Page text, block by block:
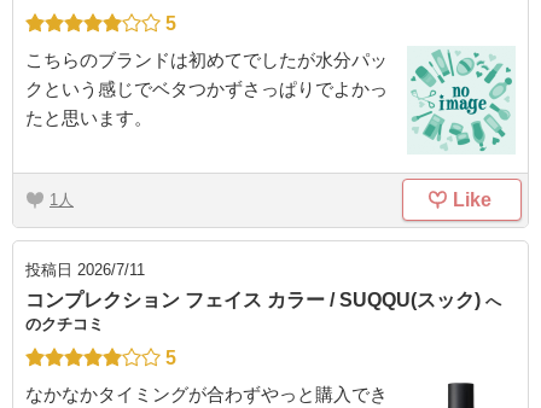
5
こちらのブランドは初めてでしたが水分パッ
クという感じでベタつかずさっぱりでよかっ
たと思います。
1 Like
投稿日 2026/7/11
コンプレクション フェイス カラー / SUQQU(スック) へ
のクチコミ
5
なかなかタイミングが合わずやっと購入でき